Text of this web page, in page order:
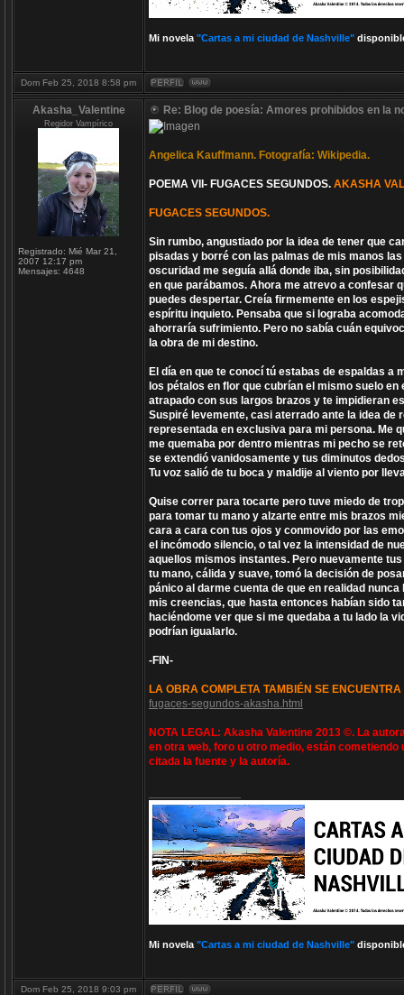
Mi novela "Cartas a mi ciudad de Nashville"
Dom Feb 25, 2018 8:58 pm
Akasha_Valentine
Regidor Vampírico
Registrado: Mié Mar 21,
2007 12:17 pm
Mensajes: 4648
Re: Blog de poesía: Amores prohibidos en la
Angelica Kauffmann. Fotografía: Wikipedia.
POEMA VII- FUGACES SEGUNDOS. AKASHA
FUGACES SEGUNDOS.
Sin rumbo, angustiado por la idea de tener que
pisadas y borré con las palmas de mis manos
oscuridad me seguía allá donde iba, sin
en que parábamos. Ahora me atrevo a confesar
puedes despertar. Creía firmemente en los
espíritu inquieto. Pensaba que si lograba
ahorraría sufrimiento. Pero no sabía cuán
la obra de mi destino.
El día en que te conocí tú estabas de espaldas
los pétalos en flor que cubrían el mismo suelo
atrapado con sus largos brazos y te impidieran
Suspiré levemente, casi aterrado ante la idea de
representada en exclusiva para mi persona. Me
me quemaba por dentro mientras mi pecho se
se extendió vanidosamente y tus diminutos
Tu voz salió de tu boca y maldije al viento por
Quise correr para tocarte pero tuve miedo de
para tomar tu mano y alzarte entre mis brazos
cara a cara con tus ojos y conmovido por las
el incómodo silencio, o tal vez la intensidad de
aquellos mismos instantes. Pero nuevamente
tu mano, cálida y suave, tomó la decisión de
pánico al darme cuenta de que en realidad
mis creencias, que hasta entonces habían sido
haciéndome ver que si me quedaba a tu lado la
podrían igualarlo.
-FIN-
LA OBRA COMPLETA TAMBIÉN SE
fugaces-segundos-akasha.html
NOTA LEGAL: Akasha Valentine 2013 ©. La
en otra web, foro u otro medio, están
citada la fuente y la autoría.
Mi novela "Cartas a mi ciudad de Nashville"
Dom Feb 25, 2018 9:03 pm